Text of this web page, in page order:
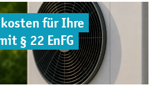
für Ihre
§ 22 EnFG